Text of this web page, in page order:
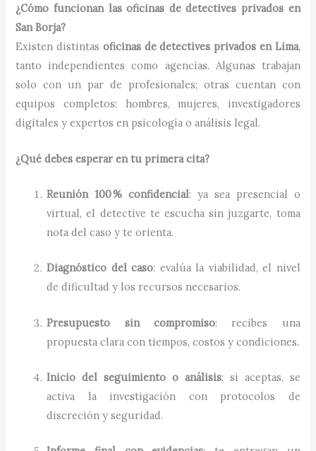
¿Cómo funcionan las oficinas de detectives privados en
San Borja?
Existen distintas oficinas de detectives privados en Lima,
tanto independientes como agencias. Algunas trabajan
solo con un par de profesionales; otras cuentan con
equipos completos: hombres, mujeres, investigadores
digitales y expertos en psicología o análisis legal.
¿Qué debes esperar en tu primera cita?
Reunión 100 % confidencial: ya sea presencial o
virtual, el detective te escucha sin juzgarte, toma
nota del caso y te orienta.
Diagnóstico del caso: evalúa la viabilidad, el nivel
de dificultad y los recursos necesarios.
Presupuesto sin compromiso: recibes una
propuesta clara con tiempos, costos y condiciones.
Inicio del seguimiento o análisis: si aceptas, se
activa la investigación con protocolos de
discreción y seguridad.